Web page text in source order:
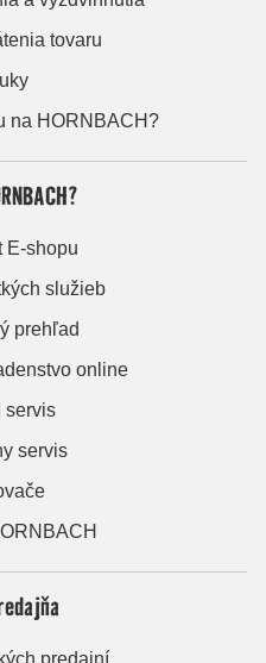
tovaru
na HORNBACH?
E-shopu
služieb
prehľad
online
servis
servis
predajní